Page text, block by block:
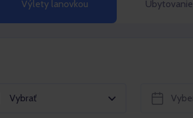
Výlety lanovkou Ubytovanie
Vybrať